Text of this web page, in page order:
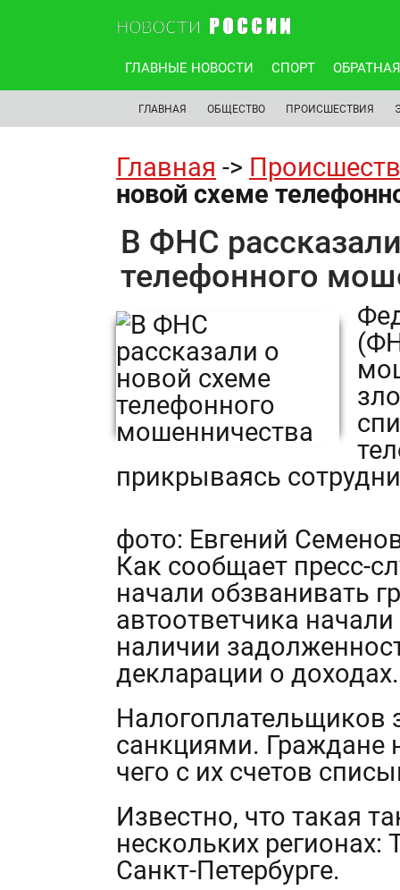
ГЛАВНЫЕ НОВОСТИ СПОРТ
ГЛАВНАЯ ОБЩЕСТВО ПРОИСШЕСТВИЯ
Главная ->
новой схеме
В ФНС
телефонного
прикрываясь
фото: Евгений
Как сообщает пресс-
начали обзванивать
автоответчика
наличии
декларации о доходах.
санкциями. Граждане
чего с их счетов
Известно, что такая
нескольких регионах:
Санкт-Петербурге.